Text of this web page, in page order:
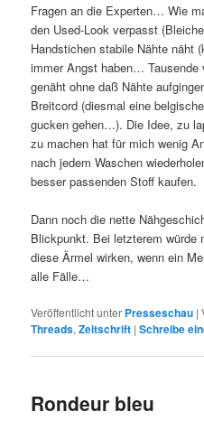
Fragen an die Experten… Wie
den Used-Look verpasst
Handstichen stabile Nähte näht
immer Angst haben… Tausende
genäht ohne daß Nähte
Breitcord (diesmal eine
gucken gehen…). Die Idee, zu
zu machen hat für mich wenig
nach jedem Waschen
besser passenden Stoff kaufen.
Dann noch die nette
Blickpunkt. Bei letzterem würde
diese Ärmel wirken, wenn ein
alle Fälle…
Veröffentlicht unter Presseschau |
Threads,Zeitschrift |Schreibe
Rondeur bleu